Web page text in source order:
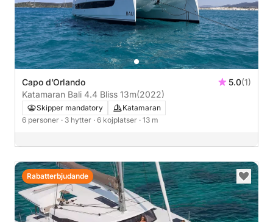
Capo d’Orlando 5.0(1)
Katamaran Bali 4.4 Bliss 13m(2022)
Skipper mandatory
Katamaran
6 personer · 3 hytter · 6 kojplatser · 13 m
Rabatterbjudande